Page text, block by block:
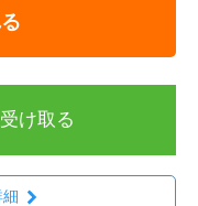
け取る